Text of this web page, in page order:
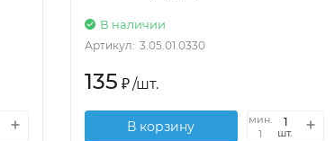
В наличии
Артикул: 3.05.01.0330
135 ₽/шт.
В корзину
мин.
1
шт.